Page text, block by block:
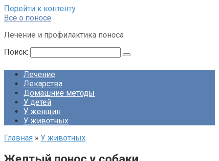
Перейти к контенту
Всё о поносе
Лечение и профилактика поноса
Поиск:
Лечение
Лекарства
Домашние методы
У детей
У женщин
У животных
Главная » У животных